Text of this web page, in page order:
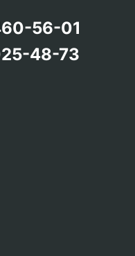
56-01
48-73